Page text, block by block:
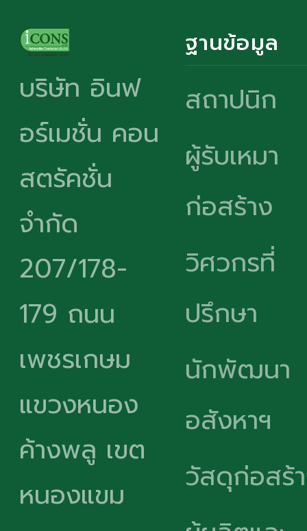
บริษัท อินฟ
อร์เมชั่น คอน
สตรัคชั่น
จำกัด
207/178-
179 ถนน
เพชรเกษม
แขวงหนอง
ค้างพลู เขต
หนองแขม
ฐานข้อมูล
สถาปนิก
ผู้รับเหมา
ก่อสร้าง
วิศวกรที่
ปรึกษา
นักพัฒนา
อสังหาฯ
วัสดุก่อสร้